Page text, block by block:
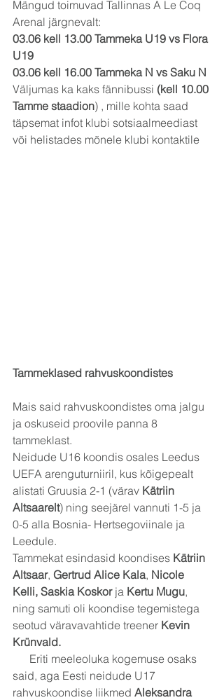
Mängud toimuvad Tallinnas A Le Coq
Arenal järgnevalt:
03.06 kell 13.00 Tammeka U19 vs Flora
U19
03.06 kell 16.00 Tammeka N vs Saku N
Väljumas ka kaks fännibussi (kell 10.00
Tamme staadion) , mille kohta saad
täpsemat infot klubi sotsiaalmeediast
või helistades mõnele klubi kontaktile
Tammeklased rahvuskoondistes
Mais said rahvuskoondistes oma jalgu
ja oskuseid proovile panna 8
tammeklast.
Neidude U16 koondis osales Leedus
UEFA arenguturniiril, kus kõigepealt
alistati Gruusia 2-1 (värav Kätriin
Altsaarelt) ning seejärel vannuti 1-5 ja
0-5 alla Bosnia- Hertsegoviinale ja
Leedule.
Tammekat esindasid koondises Kätriin
Altsaar, Gertrud Alice Kala, Nicole
Kelli, Saskia Koskor ja Kertu Mugu,
ning samuti oli koondise tegemistega
seotud väravavahtide treener Kevin
Krünvald.
said, aga Eesti neidude U17
rahvuskoondise liikmed Aleksandra